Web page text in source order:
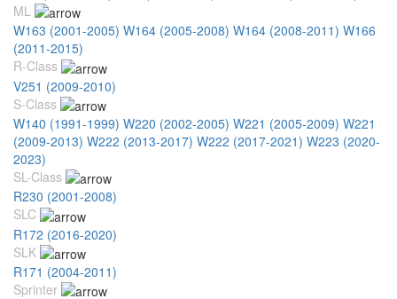
ML
W163 (2001-2005) W164 (2005-2008) W164 (2008-2011) W166
(2011-2015)
R-Class
V251 (2009-2010)
S-Class
W140 (1991-1999) W220 (2002-2005) W221 (2005-2009) W221
(2009-2013) W222 (2013-2017) W222 (2017-2021) W223 (2020-
2023)
SL-Class
R230 (2001-2008)
SLC
R172 (2016-2020)
SLK
R171 (2004-2011)
Sprinter